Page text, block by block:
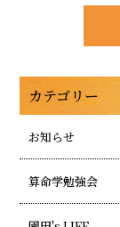
カテゴリー
お知らせ
算命学勉強会